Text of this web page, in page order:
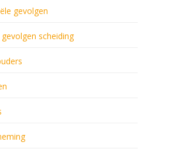
gevolgen
gevolgen scheiding